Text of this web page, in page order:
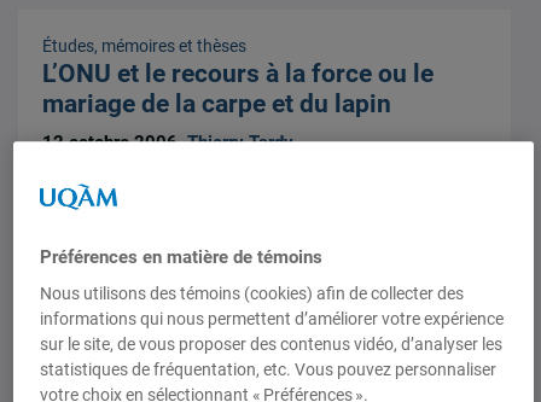
Études, mémoires et thèses
L’ONU et le recours à la force ou le
mariage de la carpe et du lapin
12 octobre 2006,Thierry Tardy
Études, mémoires et thèses
Le discrédit du « maintien » de la paix
onusien
Préférences en matière de témoins
Nous utilisons des témoins (cookies) afin de collecter des
informations qui nous permettent d’améliorer votre expérience
sur le site, de vous proposer des contenus vidéo, d’analyser les
statistiques de fréquentation, etc. Vous pouvez personnaliser
votre choix en sélectionnant « Préférences ».